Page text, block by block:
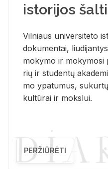
istorijos
Vil­niaus uni­ver­si­te­to
do­ku­men­tai,
mo­ky­mo ir
rių ir stu­den­tų
mo ypa­tu­mus,
kul­tū­rai ir moks­lui.
PERŽIŪRĖTI